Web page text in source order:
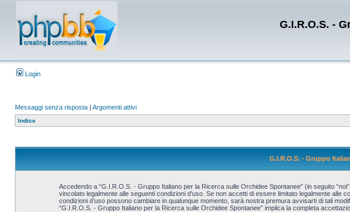
G.I.R.O.S. -
Login
Messaggi senza risposta | Argomenti attivi
Indice
G.I.R.O.S. - Gruppo
Accedendo a “G.I.R.O.S. - Gruppo Italiano per la Ricerca sulle Orchidee Spontanee” (in seguito
vincolato legalmente alle seguenti condizioni d’uso. Se non accetti di essere limitato legalmente
condizioni d’uso possono cambiare in qualunque momento, sarà nostra premura avvisarti di tali
“G.I.R.O.S. - Gruppo Italiano per la Ricerca sulle Orchidee Spontanee” implica la completa